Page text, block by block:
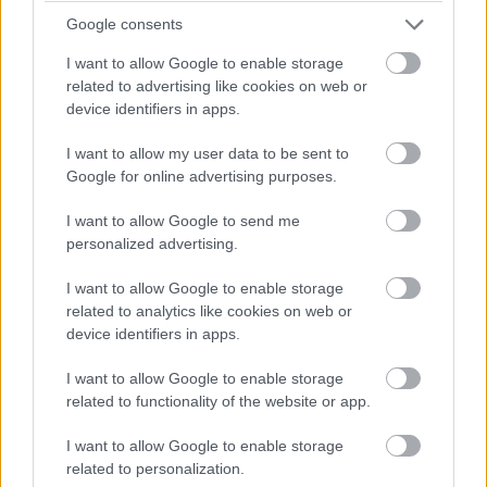
Google consents
I want to allow Google to enable storage
related to advertising like cookies on web or
device identifiers in apps.
I want to allow my user data to be sent to
Google for online advertising purposes.
I want to allow Google to send me
personalized advertising.
I want to allow Google to enable storage
related to analytics like cookies on web or
device identifiers in apps.
I want to allow Google to enable storage
related to functionality of the website or app.
I want to allow Google to enable storage
related to personalization.
megállapodást kötött az AMD
és a Meta, Zuckerbergék
résztulajdonosok lehetnek a
chipgyártóban
Kedvencekhez
Részvénycsomaggal ösztönzik a 6 gigawattos
Dacára annak, hogyegyre többen figyelmeztetnek